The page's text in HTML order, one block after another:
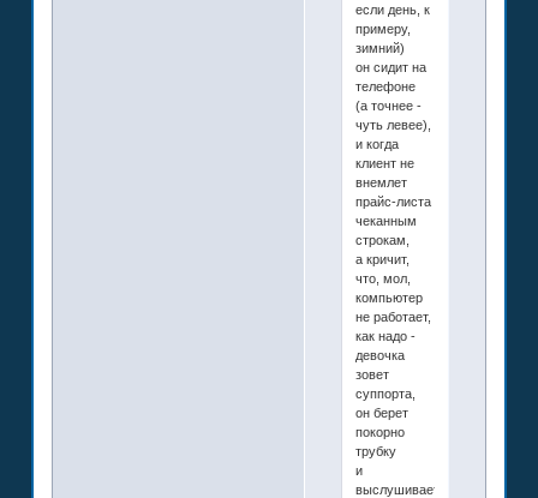
если день, к
примеру,
зимний)
он сидит на
телефоне
(а точнее -
чуть левее),
и когда
клиент не
внемлет
прайс-листа
чеканным
строкам,
а кричит,
что, мол,
компьютер
не работает,
как надо -
девочка
зовет
суппорта,
он берет
покорно
трубку
и
выслушивает